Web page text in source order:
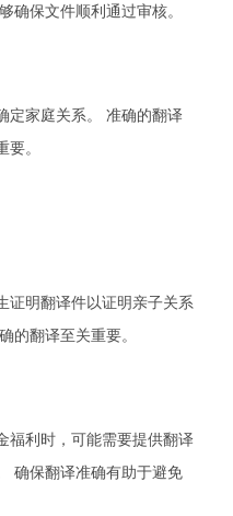
确保文件顺利通过审核。
定家庭关系。 准确的翻译
。
证明翻译件以证明亲子关系
的翻译至关重要。
福利时，可能需要提供翻译
确保翻译准确有助于避免